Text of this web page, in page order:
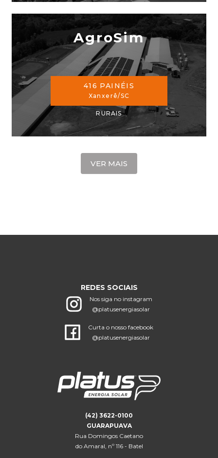
AgroSim
416 PAINÉIS
Xanxerê/SC
RURAIS
VER MAIS
REDES SOCIAIS
Nos siga no instagram
@platusenergiasolar
Curta o nosso facebook
@platusenergiasolar
(42) 3622-0100
GUARAPUAVA
Rua Domingos Caetano
do Amaral, nº 116 - Batel